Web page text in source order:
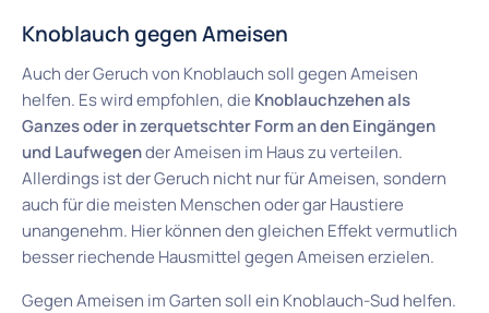
Knoblauch gegen Ameisen
Auch der Geruch von Knoblauch soll gegen Ameisen
helfen. Es wird empfohlen, die Knoblauchzehen als
Ganzes oder in zerquetschter Form an den Eingängen
und Laufwegender Ameisen im Haus zu verteilen.
Allerdings ist der Geruch nicht nur für Ameisen, sondern
auch für die meisten Menschen oder gar Haustiere
unangenehm. Hier können den gleichen Effekt vermutlich
besser riechende Hausmittel gegen Ameisen erzielen.
Gegen Ameisen im Garten soll ein Knoblauch-Sud helfen.